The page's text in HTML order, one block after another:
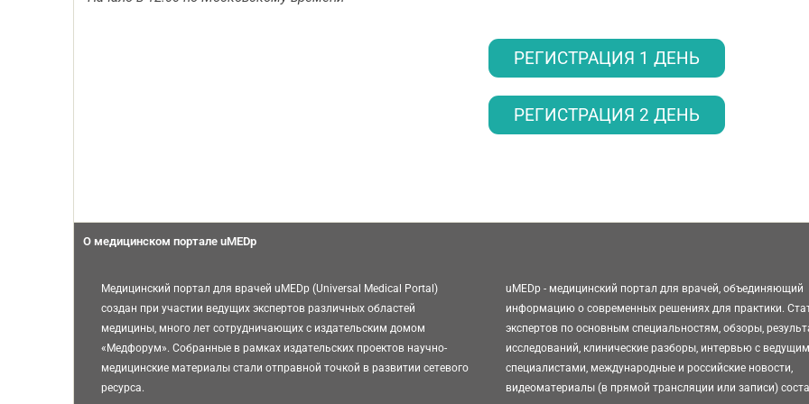
РЕГИСТРАЦИЯ 1 ДЕНЬ
РЕГИСТРАЦИЯ 2 ДЕНЬ
О медицинском портале uMEDp
Медицинский портал для врачей uMEDp (Universal Medical Portal)
создан при участии ведущих экспертов различных областей
медицины, много лет сотрудничающих с издательским домом
«Медфорум». Собранные в рамках издательских проектов научно-
медицинские материалы стали отправной точкой в развитии сетевого
ресурса.
uMEDp - медицинский портал для врачей, объединяющий
информацию о современных решениях для практики.
экспертов по основным специальностям, обзоры,
исследований, клинические разборы, интервью с
специалистами, международные и российские новости,
видеоматериалы (в прямой трансляции или записи)